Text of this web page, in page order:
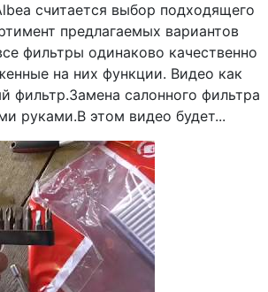
считается выбор подходящего
предлагаемых вариантов
фильтры одинаково качественно
на них функции. Видео как
фильтр.Замена салонного фильтра
руками.В этом видео будет...